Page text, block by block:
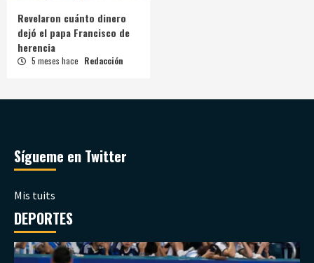
Revelaron cuánto dinero
dejó el papa Francisco de
herencia
5 meses hace Redacción
Sígueme en Twitter
Mis tuits
DEPORTES